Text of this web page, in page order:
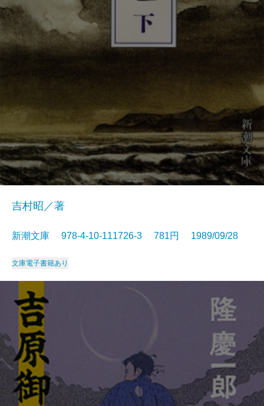
吉村昭／著
新潮文庫 978-4-10-111726-3 781円 1989/09/28
文庫電子書籍あり